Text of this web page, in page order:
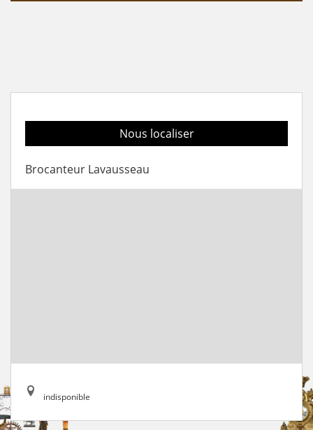
Nous localiser
Brocanteur Lavausseau
indisponible